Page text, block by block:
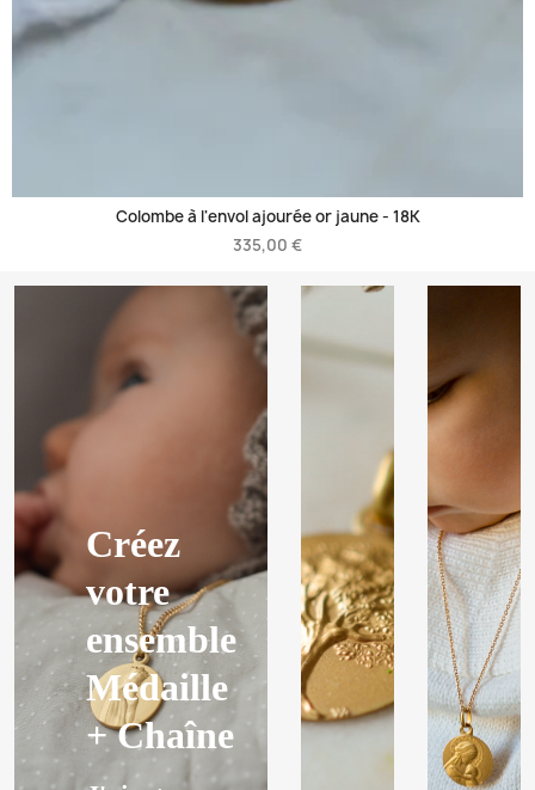
Colombe à l'envol ajourée or jaune - 18K
335,00 €
Créez
votre
ensemble
Médaille
+ Chaîne